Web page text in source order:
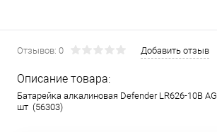
Отзывов: 0 Добавить отзыв
Описание товара:
Батарейка алкалиновая Defender LR626-10B
шт (56303)